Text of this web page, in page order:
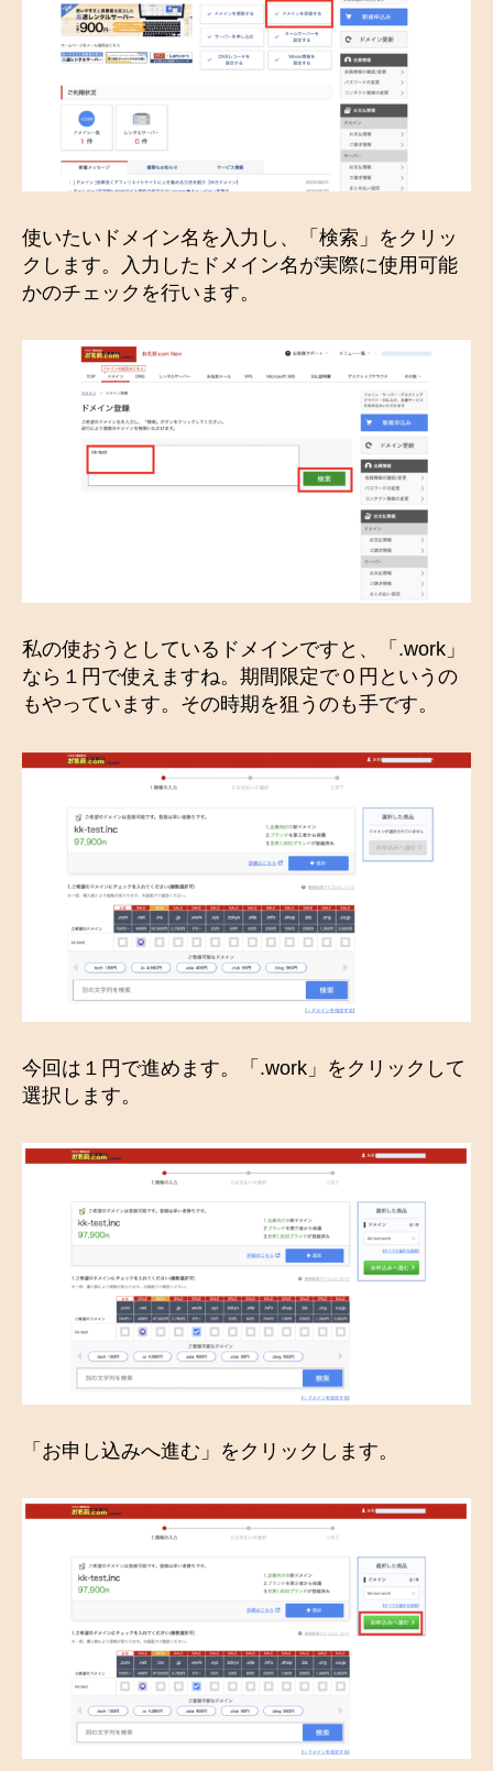
使いたいドメイン名を入力し、「検索」をクリッ
クします。入力したドメイン名が実際に使用可能
かのチェックを行います。
私の使おうとしているドメインですと、「.work」
なら１円で使えますね。期間限定で０円というの
もやっています。その時期を狙うのも手です。
今回は１円で進めます。「.work」をクリックして
選択します。
「お申し込みへ進む」をクリックします。